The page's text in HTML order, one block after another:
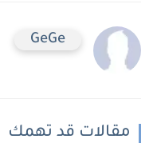
GeGe
مقالات قد تهمك